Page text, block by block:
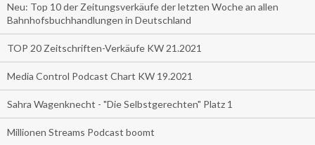
Neu: Top 10 der Zeitungsverkäufe der letzten Woche an allen
Bahnhofsbuchhandlungen in Deutschland
TOP 20 Zeitschriften-Verkäufe KW 21.2021
Media Control Podcast Chart KW 19.2021
Sahra Wagenknecht - "Die Selbstgerechten" Platz 1
Millionen Streams Podcast boomt